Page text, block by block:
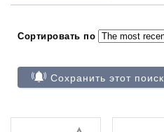
Сортировать по
Сохранить этот поиск